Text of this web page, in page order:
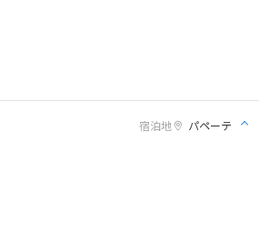
宿泊地 パペーテ